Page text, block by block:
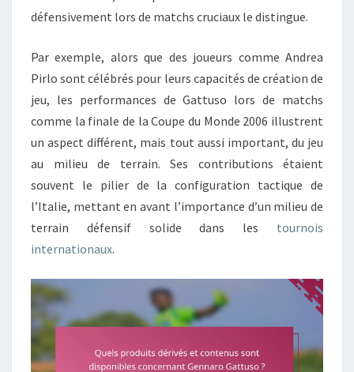
défensivement lors de matchs cruciaux le distingue.
Par exemple, alors que des joueurs comme Andrea
Pirlo sont célébrés pour leurs capacités de création de
jeu, les performances de Gattuso lors de matchs
comme la finale de la Coupe du Monde 2006 illustrent
un aspect différent, mais tout aussi important, du jeu
au milieu de terrain. Ses contributions étaient
souvent le pilier de la configuration tactique de
l’Italie, mettant en avant l’importance d’un milieu de
terrain défensif solide dans les tournois
internationaux.